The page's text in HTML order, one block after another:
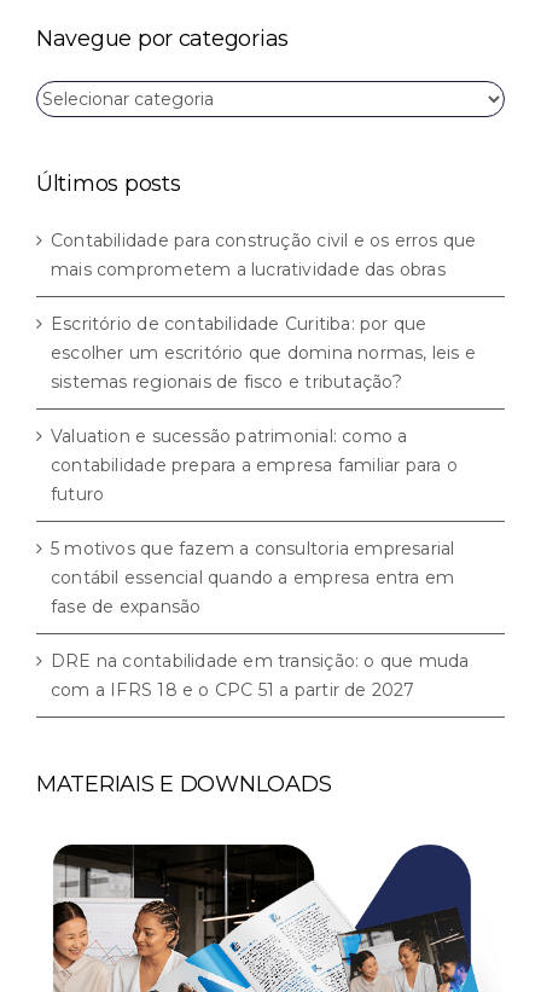
Navegue por categorias
Navegue
por
Últimos posts
Contabilidade para construção civil e os erros que
mais comprometem a lucratividade das obras
Escritório de contabilidade Curitiba: por que
escolher um escritório que domina normas, leis e
sistemas regionais de fisco e tributação?
Valuation e sucessão patrimonial: como a
contabilidade prepara a empresa familiar para o
futuro
5 motivos que fazem a consultoria empresarial
contábil essencial quando a empresa entra em
fase de expansão
DRE na contabilidade em transição: o que muda
com a IFRS 18 e o CPC 51 a partir de 2027
MATERIAIS E DOWNLOADS